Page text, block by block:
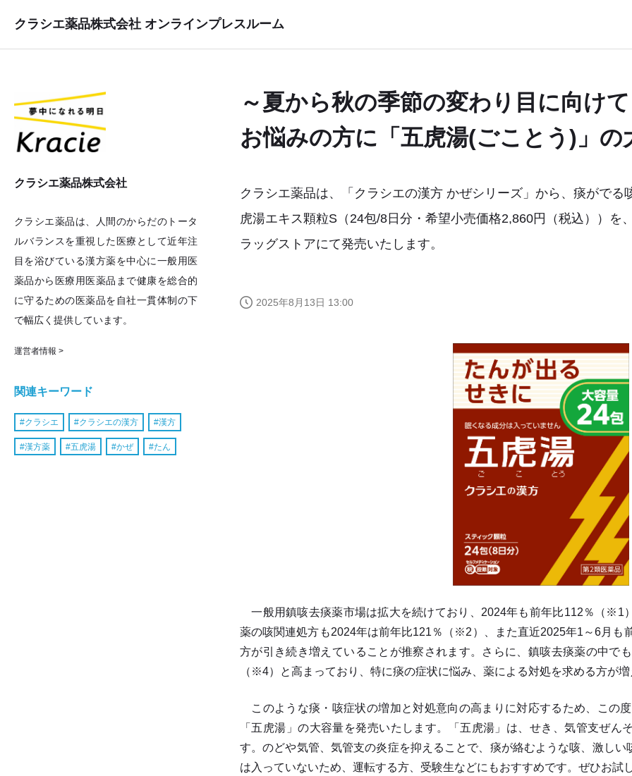
クラシエ薬品株式会社 オンラインプレスルーム
クラシエ薬品株式会社
クラシエ薬品は、人間のからだのトータ
ルバランスを重視した医療として近年注
目を浴びている漢方薬を中心に一般用医
薬品から医療用医薬品まで健康を総合的
に守るための医薬品を自社一貫体制の下
で幅広く提供しています。
運営者情報 >
関連キーワード
クラシエ クラシエの漢方 漢方
漢方薬 五虎湯 かぜ たん
～夏から秋の季節の変わり目に向け
お悩みの方に「五虎湯(ごことう)」の
クラシエ薬品は、「クラシエの漢方 かぜシリーズ」から、痰がで
虎湯エキス顆粒S（24包/8日分・希望小売価格2,860円（税込））を
ラッグストアにて発売いたします。
2025年8月13日 13:00
一般用鎮咳去痰薬市場は拡大を続けており、2024年も前年比112％（※1
薬の咳関連処方も2024年は前年比121％（※2）、また直近2025年1～6月
方が引き続き増えていることが推察されます。さらに、鎮咳去痰薬の中で
（※4）と高まっており、特に痰の症状に悩み、薬による対処を求める方が
このような痰・咳症状の増加と対処意向の高まりに対応するため、この
「五虎湯」の大容量を発売いたします。「五虎湯」は、せき、気管支ぜん
す。のどや気管、気管支の炎症を抑えることで、痰が絡むような咳、激し
は入っていないため、運転する方、受験生などにもおすすめです。ぜひお試